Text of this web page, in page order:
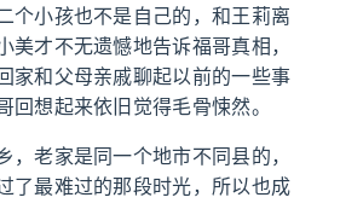
个小孩也不是自己的，和王莉离
美才不无遗憾地告诉福哥真相，
家和父母亲戚聊起以前的一些事
回想起来依旧觉得毛骨悚然。
，老家是同一个地市不同县的，
了最难过的那段时光，所以也成